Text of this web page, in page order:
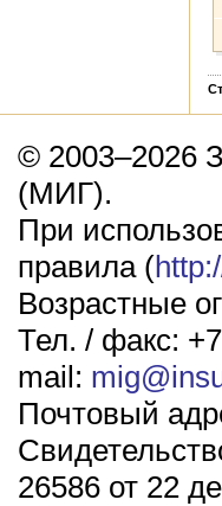
© 2003–2026
(МИГ).
При
правила (
Возрастные
Тел. / факс:
mail:
Почтовый
26586 от 22